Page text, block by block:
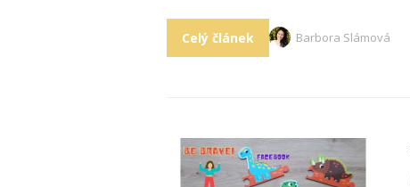
Celý článek Barbora Slámová